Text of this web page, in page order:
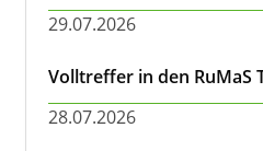
29.07.2026
Volltreffer in den RuMaS
28.07.2026